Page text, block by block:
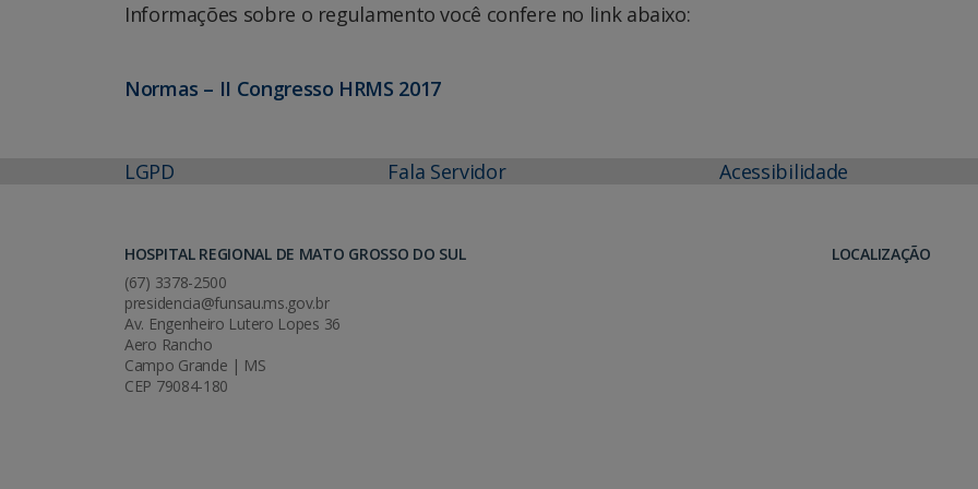
Informações sobre o regulamento você confere no link abaixo:
Normas – II Congresso HRMS 2017
LGPD Fala Servidor Acessibilidade
HOSPITAL REGIONAL DE MATO GROSSO DO SUL
(67) 3378-2500
presidencia@funsau.ms.gov.br
Av. Engenheiro Lutero Lopes 36
Aero Rancho
Campo Grande | MS
CEP 79084-180
LOCALIZAÇÃO